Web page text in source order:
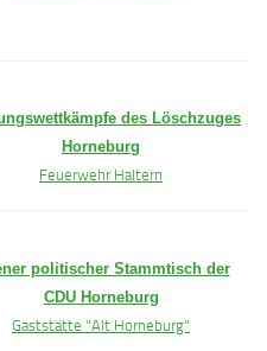
des Löschzuges
Horneburg
Feuerwehr Haltern
politischer Stammtisch der
CDU Horneburg
Gaststätte "Alt Horneburg"